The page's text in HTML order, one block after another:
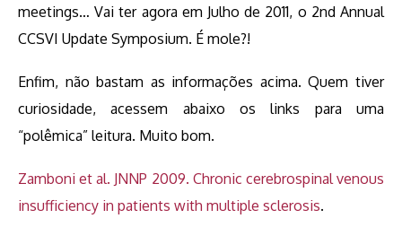
meetings… Vai ter agora em Julho de 2011, o 2nd Annual
CCSVI Update Symposium. É mole?!
Enfim, não bastam as informações acima. Quem tiver
curiosidade, acessem abaixo os links para uma
“polêmica” leitura. Muito bom.
Zamboni et al. JNNP 2009. Chronic cerebrospinal venous
insufficiency in patients with multiple sclerosis.